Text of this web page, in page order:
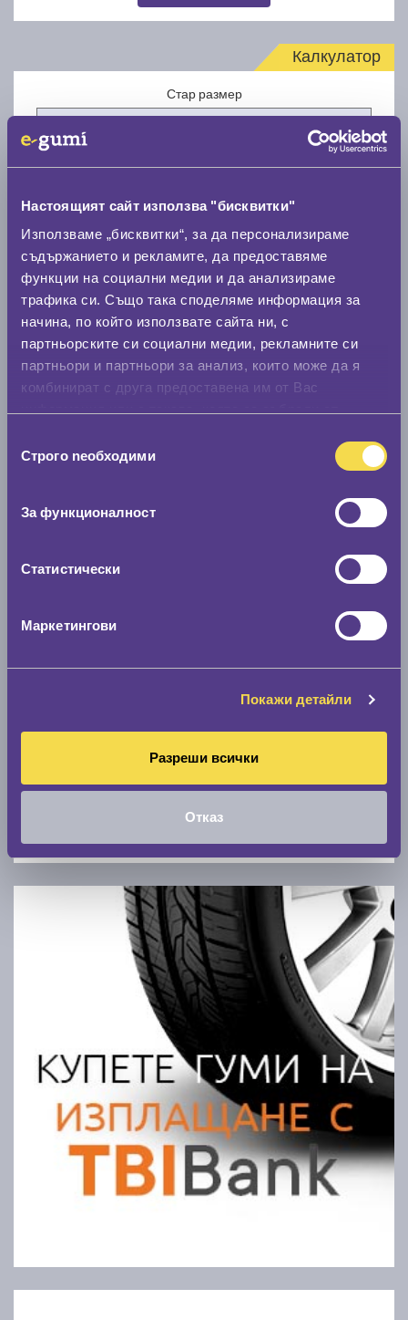
Настоящият сайт използва "бисквитки"
Използваме „бисквитки“, за да персонализираме
съдържанието и рекламите, да предоставяме
функции на социални медии и да анализираме
трафика си. Също така споделяме информация за
начина, по който използвате сайта ни, с
партньорските си социални медии, рекламните си
партньори и партньори за анализ, които може да я
комбинират с друга предоставена им от Вас
наСтрого nеобходими
За функционалност
Статистически
Маркетингови
Покажи детайли
Разреши всички
Отказ
Калкулатор
Стар размер
Нов размер
Стар размер
По марка автомобил